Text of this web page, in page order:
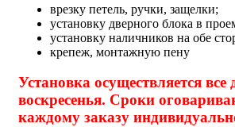
врезку петель, ручки, защелки;
установку дверного блока в
установку наличников на обе
крепеж, монтажную пену
Установка осуществляется
воскресенья. Сроки
каждому заказу